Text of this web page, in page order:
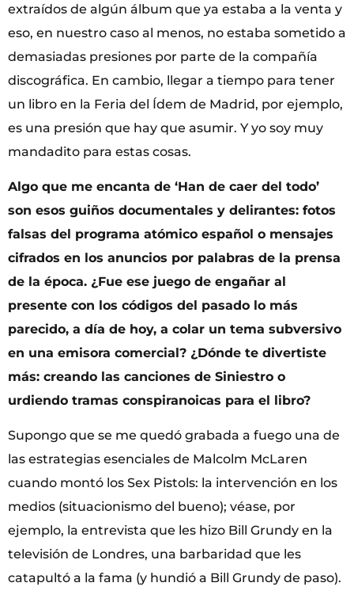
extraídos de algún álbum que ya estaba a la venta y
eso, en nuestro caso al menos, no estaba sometido a
demasiadas presiones por parte de la compañía
discográfica. En cambio, llegar a tiempo para tener
un libro en la Feria del Ídem de Madrid, por ejemplo,
es una presión que hay que asumir. Y yo soy muy
mandadito para estas cosas.
Algo que me encanta de ‘Han de caer del todo’
son esos guiños documentales y delirantes: fotos
falsas del programa atómico español o mensajes
cifrados en los anuncios por palabras de la prensa
de la época. ¿Fue ese juego de engañar al
presente con los códigos del pasado lo más
parecido, a día de hoy, a colar un tema subversivo
en una emisora comercial? ¿Dónde te divertiste
más: creando las canciones de Siniestro o
urdiendo tramas conspiranoicas para el libro?
Supongo que se me quedó grabada a fuego una de
las estrategias esenciales de Malcolm McLaren
cuando montó los Sex Pistols: la intervención en los
medios (situacionismo del bueno); véase, por
ejemplo, la entrevista que les hizo Bill Grundy en la
televisión de Londres, una barbaridad que les
catapultó a la fama (y hundió a Bill Grundy de paso).